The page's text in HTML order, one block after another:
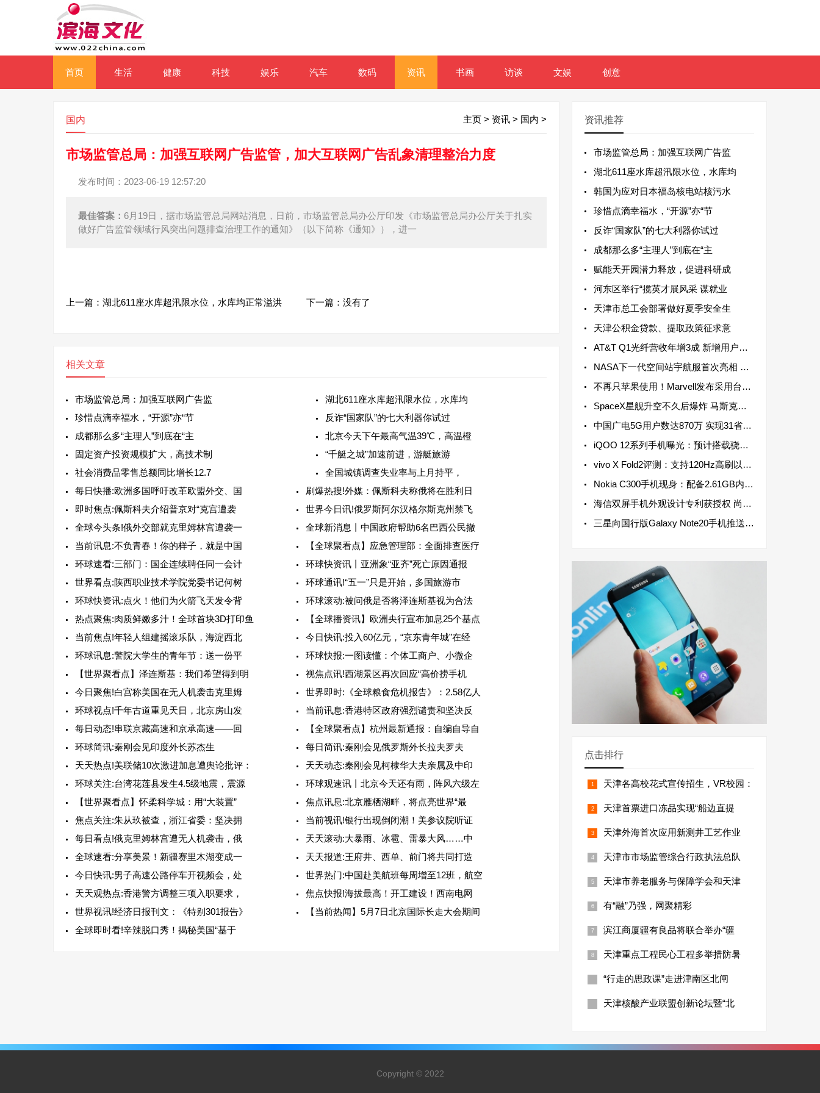
首页 生活 健康 科技 娱乐 汽车 数码 资讯 书画 访谈 文娱 创意
主页 > 资讯 > 国内 >
国内
市场监管总局：加强互联网广告监管，加大互联网广告乱象清理整治力度
发布时间：2023-06-19 12:57:20
最佳答案： 6月19日，据市场监管总局网站消息，日前，市场监管总局办公厅印发《市场监管总局办公厅关于扎实
做好广告监管领域行风突出问题排查治理工作的通知》（以下简称《通知》），进一
上一篇： 湖北611座水库超汛限水位，水库均正常溢洪 下一篇：没有了
相关文章
市场监管总局：加强互联网广告监
湖北611座水库超汛限水位，水库均
珍惜点滴幸福水，“开源”亦“节
反诈“国家队”的七大利器你试过
成都那么多“主理人”到底在“主
北京今天下午最高气温39℃，高温橙
固定资产投资规模扩大，高技术制
“千艇之城”加速前进，游艇旅游
社会消费品零售总额同比增长12.7
全国城镇调查失业率与上月持平，
每日快播:欧洲多国呼吁改革欧盟外交、国
刷爆热搜!外媒：佩斯科夫称俄将在胜利日
即时焦点:佩斯科夫介绍普京对“克宫遭袭
世界今日讯!俄罗斯阿尔汉格尔斯克州禁飞
全球今头条!俄外交部就克里姆林宫遭袭一
全球新消息丨中国政府帮助6名巴西公民撤
当前讯息:不负青春！你的样子，就是中国
【全球聚看点】应急管理部：全面排查医疗
环球速看:三部门：国企连续聘任同一会计
环球快资讯丨亚洲象“亚齐”死亡原因通报
世界看点:陕西职业技术学院党委书记何树
环球通讯!“五一”只是开始，多国旅游市
环球快资讯:点火！他们为火箭飞天发令背
环球滚动:被问俄是否将泽连斯基视为合法
热点聚焦:肉质鲜嫩多汁！全球首块3D打印鱼
【全球播资讯】欧洲央行宣布加息25个基点
当前焦点!年轻人组建摇滚乐队，海淀西北
今日快讯:投入60亿元，“京东青年城”在经
环球讯息:警院大学生的青年节：送一份平
环球快报:一图读懂：个体工商户、小微企
【世界聚看点】泽连斯基：我们希望得到明
视焦点讯!西湖景区再次回应“高价捞手机
今日聚焦!白宫称美国在无人机袭击克里姆
世界即时:《全球粮食危机报告》：2.58亿人
环球视点!千年古道重见天日，北京房山发
当前讯息:香港特区政府强烈谴责和坚决反
每日动态!串联京藏高速和京承高速——回
【全球聚看点】杭州最新通报：自编自导自
环球简讯:秦刚会见印度外长苏杰生
每日简讯:秦刚会见俄罗斯外长拉夫罗夫
天天热点!美联储10次激进加息遭舆论批评：
天天动态:秦刚会见柯棣华大夫亲属及中印
环球关注:台湾花莲县发生4.5级地震，震源
环球观速讯丨北京今天还有雨，阵风六级左
【世界聚看点】怀柔科学城：用“大装置”
焦点讯息:北京雁栖湖畔，将点亮世界“最
焦点关注:朱从玖被查，浙江省委：坚决拥
当前视讯!银行出现倒闭潮！美参议院听证
每日看点!俄克里姆林宫遭无人机袭击，俄
天天滚动:大暴雨、冰雹、雷暴大风……中
全球速看:分享美景！新疆赛里木湖变成一
天天报道:王府井、西单、前门将共同打造
今日快讯:男子高速公路停车开视频会，处
世界热门:中国赴美航班每周增至12班，航空
天天观热点:香港警方调整三项入职要求，
焦点快报!海拔最高！开工建设！西南电网
世界视讯!经济日报刊文：《特别301报告》
【当前热闻】5月7日北京国际长走大会期间
全球即时看!辛辣脱口秀！揭秘美国“基于
资讯推荐
市场监管总局：加强互联网广告监
湖北611座水库超汛限水位，水库均
韩国为应对日本福岛核电站核污水
珍惜点滴幸福水，“开源”亦“节
反诈“国家队”的七大利器你试过
成都那么多“主理人”到底在“主
赋能天开园潜力释放，促进科研成
河东区举行“揽英才展风采 谋就业
天津市总工会部署做好夏季安全生
天津公积金贷款、提取政策征求意
AT&T Q1光纤营收年增3成 新增用户连续13个季度超过20万
NASA下一代空间站宇航服首次亮相 配备高机动性躯干部分以实现最大运动范围
不再只苹果使用！Marvell发布采用台积电3纳米制程资料中心芯片
SpaceX星舰升空不久后爆炸 马斯克：数月后再进行一次飞行测试
中国广电5G用户数达870万 实现31省5G网络服务全覆盖
iQOO 12系列手机曝光：预计搭载骁龙8 Gen 3芯片 于2023年底发布
vivo X Fold2评测：支持120Hz高刷以及LTPO动态高刷，兼顾流畅和省电
Nokia C300手机现身：配备2.61GB内存 单核成绩为306分
海信双屏手机外观设计专利获授权 尚不清楚是否会实装于海信手机之上
三星向国行版Galaxy Note20手机推送新系统更新，支持强制不切换镜头
点击排行
天津各高校花式宣传招生，VR校园：
天津首票进口冻品实现“船边直提
天津外海首次应用新测井工艺作业
天津市市场监管综合行政执法总队
天津市养老服务与保障学会和天津
有“融”乃强，网聚精彩
滨江商厦疆有良品将联合举办“疆
天津重点工程民心工程多举措防暑
“行走的思政课”走进津南区北闸
天津核酸产业联盟创新论坛暨“北
Copyright © 2022